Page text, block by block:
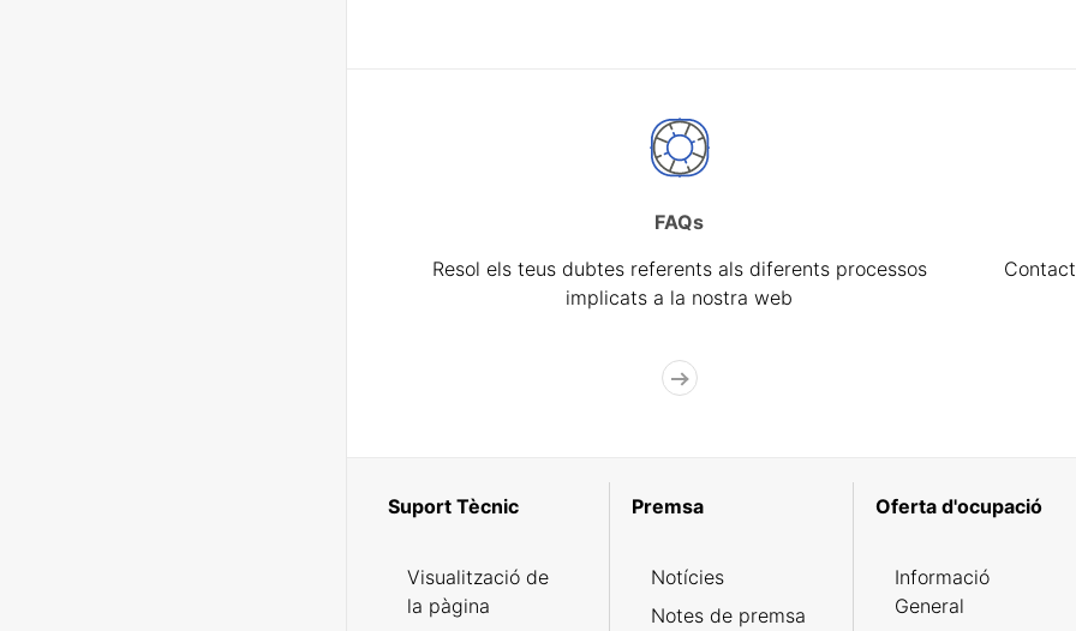
FAQs
Resol els teus dubtes referents als diferents processos
implicats a la nostra web
Suport Tècnic
Visualització de
la pàgina
Premsa
Notícies
Notes de premsa
Oferta d'ocupació
Informació
General